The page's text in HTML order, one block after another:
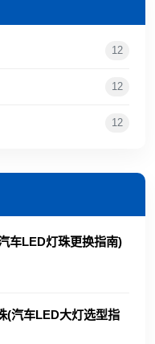
12
12
12
车LED灯珠更换指南)
(汽车LED大灯选型指